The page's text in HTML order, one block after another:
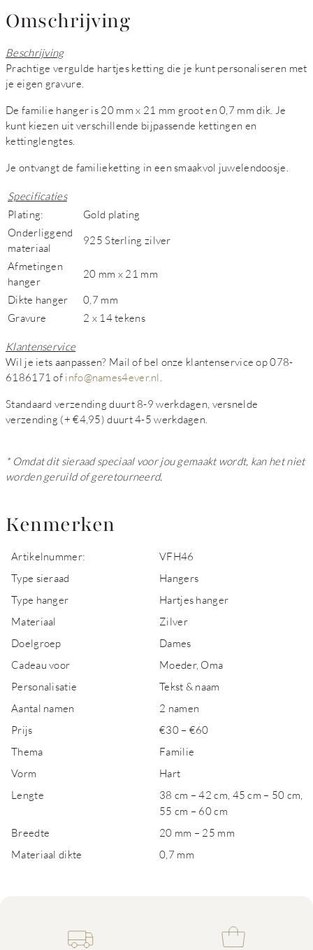
Omschrijving
Beschrijving
Prachtige vergulde hartjes ketting die je kunt personaliseren met
je eigen gravure.
De familie hanger is 20 mm x 21 mm groot en 0,7 mm dik. Je
kunt kiezen uit verschillende bijpassende kettingen en
kettinglengtes.
Je ontvangt de familieketting in een smaakvol juwelendoosje.
Specificaties
Plating:
Gold plating
Onderliggend
materiaal
925 Sterling zilver
Afmetingen
hanger
20 mm x 21 mm
Dikte hanger
0,7 mm
Gravure
2 x 14 tekens
Klantenservice
Wil je iets aanpassen? Mail of bel onze klantenservice op 078-
6186171 of info@names4ever.nl
Standaard verzending duurt 8-9 werkdagen, versnelde
verzending (+ €4,95) duurt 4-5 werkdagen.
* Omdat dit sieraad speciaal voor jou gemaakt wordt, kan het niet
worden geruild of geretourneerd.
Kenmerken
Artikelnummer:
VFH46
Type sieraad
Hangers
Type hanger
Hartjes hanger
Materiaal
Zilver
Doelgroep
Dames
Cadeau voor
Moeder, Oma
Personalisatie
Tekst & naam
Aantal namen
2 namen
Prijs
€30 – €60
Thema
Familie
Vorm
Hart
Lengte
38 cm – 42 cm, 45 cm – 50 cm,
55 cm – 60 cm
Breedte
20 mm – 25 mm
Materiaal dikte
0,7 mm